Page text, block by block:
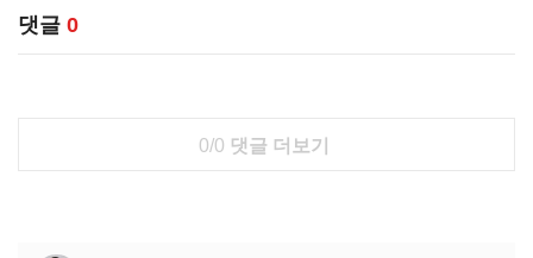
댓글 0
0/0 댓글 더보기